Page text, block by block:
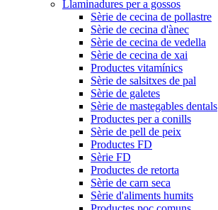
Llaminadures per a gossos
Sèrie de cecina de pollastre
Sèrie de cecina d'ànec
Sèrie de cecina de vedella
Sèrie de cecina de xai
Productes vitamínics
Sèrie de salsitxes de pal
Sèrie de galetes
Sèrie de mastegables dentals
Productes per a conills
Sèrie de pell de peix
Productes FD
Sèrie FD
Productes de retorta
Sèrie de carn seca
Sèrie d'aliments humits